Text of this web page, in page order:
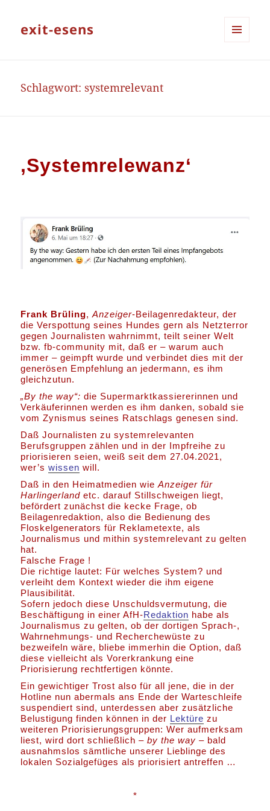
exit-esens
Schlagwort: systemrelevant
‚Systemrelewanz‘
Frank Brüling,Anzeiger-Beilagenredakteur, der
die Verspottung seines Hundes gern als Netzterror
gegen Journalisten wahrnimmt, teilt seiner Welt
bzw. fb-community mit, daß er – warum auch
immer – geimpft wurde und verbindet dies mit der
generösen Empfehlung an jedermann, es ihm
gleichzutun.
„By the way“: die Supermarktkassiererinnen und
Verkäuferinnen werden es ihm danken, sobald sie
vom Zynismus seines Ratschlags genesen sind.
Daß Journalisten zu systemrelevanten
Berufsgruppen zählen und in der Impfreihe zu
priorisieren seien, weiß seit dem 27.04.2021,
wer’swissen will.
Daß in den Heimatmedien wieAnzeiger für
Harlingerland etc. darauf Stillschweigen liegt,
befördert zunächst die kecke Frage, ob
Beilagenredaktion, also die Bedienung des
Floskelgenerators für Reklametexte, als
Journalismus und mithin systemrelevant zu gelten
hat.
Falsche Frage !
Die richtige lautet: Für welches System? und
verleiht dem Kontext wieder die ihm eigene
Plausibilität.
Sofern jedoch diese Unschuldsvermutung, die
Beschäftigung in einer AfH-Redaktion habe als
Journalismus zu gelten, ob der dortigen Sprach-,
Wahrnehmungs- und Recherchewüste zu
bezweifeln wäre, bliebe immerhin die Option, daß
diese vielleicht als Vorerkrankung eine
Priorisierung rechtfertigen könnte.
Ein gewichtiger Trost also für all jene, die in der
Hotline nun abermals ans Ende der Warteschleife
suspendiert sind, unterdessen aber zusätzliche
Belustigung finden können in der Lektüre zu
weiteren Priorisierungsgruppen: Wer aufmerksam
liest, wird dort schließlich –by the way – bald
ausnahmslos sämtliche unserer Lieblinge des
lokalen Sozialgefüges als priorisiert antreffen …
*